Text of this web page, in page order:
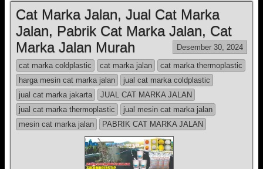
Cat Marka Jalan, Jual Cat Marka
Jalan, Pabrik Cat Marka Jalan, Cat
Marka Jalan Murah
Desember 30, 2024
cat marka coldplastic cat marka jalan
cat marka thermoplastic
harga mesin cat marka jalan
jual cat marka coldplastic
jual cat marka jakarta
JUAL CAT MARKA JALAN
jual cat marka thermoplastic
jual mesin cat marka jalan
mesin cat marka jalan
PABRIK CAT MARKA JALAN